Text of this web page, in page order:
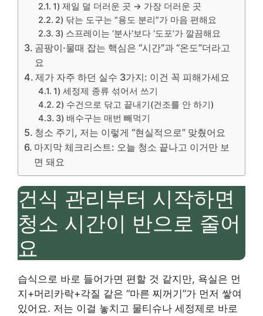
1) 제일 덜 더러운 곳 → 가장 더러운 곳
2) 닦는 도구는 “용도 분리”가 마음 편해요
3) 스프레이는 ‘분사’보다 ‘도포’가 깔끔해요
곰팡이·물때 잡는 핵심은 “시간”과 “온도”더라고
요
제가 자주 하던 실수 3가지: 이건 꼭 피해가세요
1) 세정제 종류 섞어서 쓰기
2) 수건으로 닦고 끝내기(건조를 안 하기)
3) 배수구는 매번 빼먹기
청소 주기, 저는 이렇게 “현실적으로” 맞췄어요
마지막 체크리스트: 오늘 청소 끝나고 이거만 보
면 돼요
건식 관리부터 시작하면
청소 시간이 반으로 줄어
요
습식으로 바로 들어가면 편할 것 같지만, 욕실은 먼
지+머리카락+각질 같은 “마른 찌꺼기”가 먼저 쌓여
있어요. 저는 이걸 놓치고 물티슈나 세정제로 바로